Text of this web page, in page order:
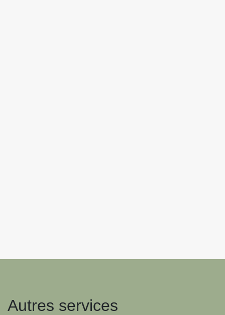
Autres services